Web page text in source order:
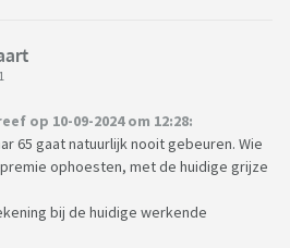
op 10-09-2024 om 12:28:
65 gaat natuurlijk nooit gebeuren. Wie
ophoesten, met de huidige grijze
bij de huidige werkende